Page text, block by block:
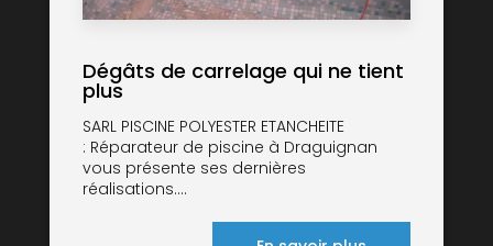
Dégâts de carrelage qui ne tient
plus
SARL PISCINE POLYESTER ETANCHEITE
: Réparateur de piscine à Draguignan
vous présente ses dernières
réalisations....